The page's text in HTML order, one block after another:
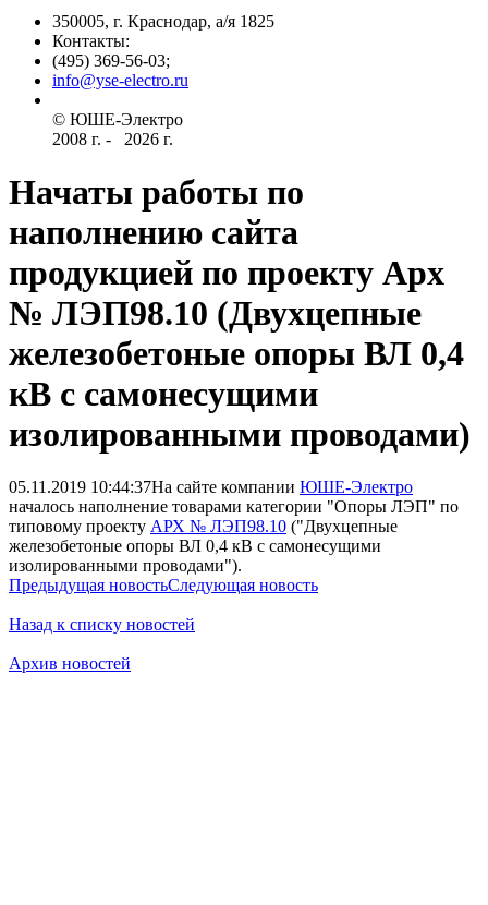
350005, г. Краснодар, а/я 1825
Контакты: ­
(495) 369-56-03;
info@yse-electro.ru­
© ЮШЕ-Эл­ектро ­
2008 г­. - ­ ­­­­­
2026 г.
Начаты работы по
наполнению сайта
продукцией по проекту Арх
№ ЛЭП98.10 (Двухцепные
железобетоные опоры ВЛ 0,4
кВ с самонесущими
изолированными проводами)
05.11.2019 10:44:37На сайте компании ЮШЕ-Электро
началось наполнение товарами категории "Опоры ЛЭП" по
типовому проекту АРХ № ЛЭП98.10 ("Двухцепные
железобетоные опоры ВЛ 0,4 кВ с самонесущими
изолированными проводами").
Предыдущая новостьСледующая новость
Назад к списку новостей
Архив новостей